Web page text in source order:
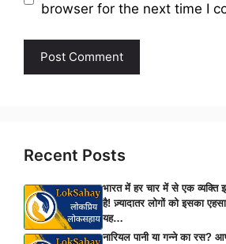
browser for the next time I
Recent Posts
भारत में हर चार में से एक व्यक्ति
है! ज़्यादातर लोगों को इसका
यह…
नारियल पानी या गन्ने का रस?